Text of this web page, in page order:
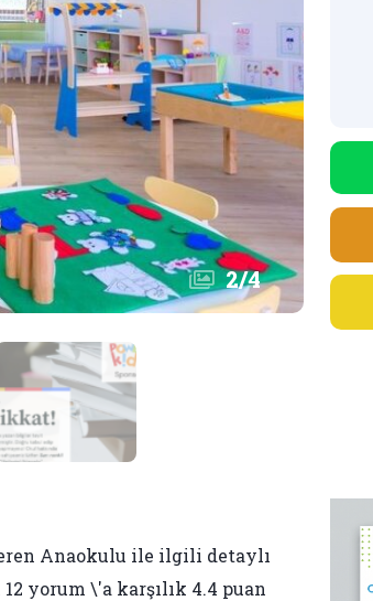
2/4
Anaokulu ile ilgili detaylı
yorum \'a karşılık 4.4 puan